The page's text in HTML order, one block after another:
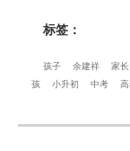
标签：
孩子 余建祥 家长
孩
小升初 中考